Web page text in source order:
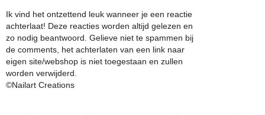
Ik vind het ontzettend leuk wanneer je een reactie
achterlaat! Deze reacties worden altijd gelezen en
zo nodig beantwoord. Gelieve niet te spammen bij
de comments, het achterlaten van een link naar
eigen site/webshop is niet toegestaan en zullen
worden verwijderd.
©Nailart Creations